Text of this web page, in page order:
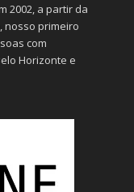
2002, a partir da
nosso primeiro
com
Horizonte e